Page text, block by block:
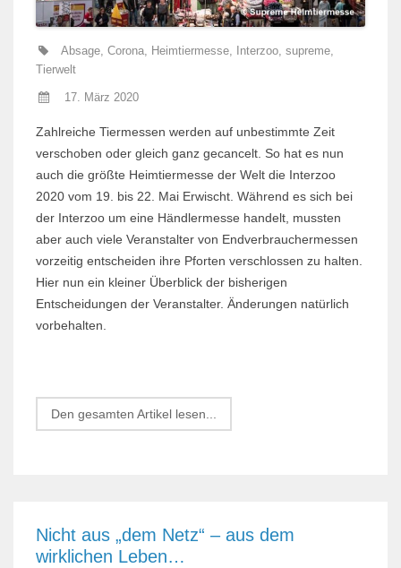
Absage, Corona, Heimtiermesse, Interzoo, supreme,
Tierwelt
17. März 2020
Zahlreiche Tiermessen werden auf unbestimmte Zeit
verschoben oder gleich ganz gecancelt. So hat es nun
auch die größte Heimtiermesse der Welt die Interzoo
2020 vom 19. bis 22. Mai Erwischt. Während es sich bei
der Interzoo um eine Händlermesse handelt, mussten
aber auch viele Veranstalter von Endverbrauchermessen
vorzeitig entscheiden ihre Pforten verschlossen zu halten.
Hier nun ein kleiner Überblick der bisherigen
Entscheidungen der Veranstalter. Änderungen natürlich
vorbehalten.
Den gesamten Artikel lesen...
Nicht aus „dem Netz“ – aus dem
wirklichen Leben…